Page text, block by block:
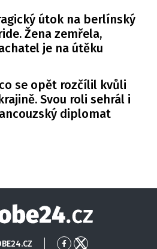
útok na berlínský
Žena zemřela,
je na útěku
se opět rozčílil kvůli
Svou roli sehrál i
diplomat
Globe24